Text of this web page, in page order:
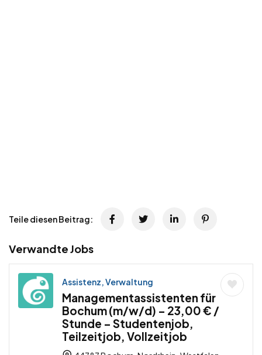
Teile diesen Beitrag:
Verwandte Jobs
Assistenz, Verwaltung
Managementassistenten für
Bochum (m/w/d) – 23,00 € /
Stunde – Studentenjob,
Teilzeitjob, Vollzeitjob